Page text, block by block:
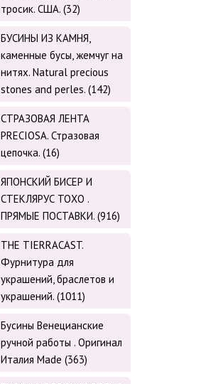
тросик. США. (32)
БУСИНЫ ИЗ КАМНЯ,
каменные бусы, жемчуг на
нитях. Natural precious
stones and perles. (142)
СТРАЗОВАЯ ЛЕНТА
PRECIOSA. Стразовая
цепочка. (16)
ЯПОНСКИЙ БИСЕР И
СТЕКЛЯРУС TOХО .
ПРЯМЫЕ ПОСТАВКИ. (916)
THE TIERRACAST.
Фурнитура для
украшений, браслетов и
украшений. (1011)
Бусины Венецианские
ручной работы . Оригинал
Италия Made (363)